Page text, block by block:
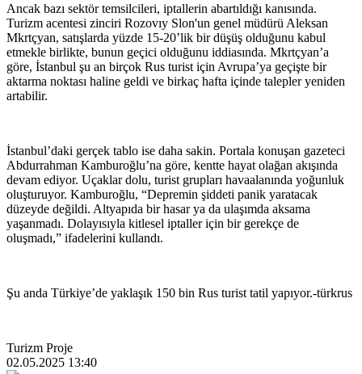
Ancak bazı sektör temsilcileri, iptallerin abartıldığı kanısında.
Turizm acentesi zinciri Rozovıy Slon'un genel müdürü Aleksan
Mkrtçyan, satışlarda yüzde 15-20’lik bir düşüş olduğunu kabul
etmekle birlikte, bunun geçici olduğunu iddiasında. Mkrtçyan’a
göre, İstanbul şu an birçok Rus turist için Avrupa’ya geçişte bir
aktarma noktası haline geldi ve birkaç hafta içinde talepler yeniden
artabilir.
İstanbul’daki gerçek tablo ise daha sakin. Portala konuşan gazeteci
Abdurrahman Kamburoğlu’na göre, kentte hayat olağan akışında
devam ediyor. Uçaklar dolu, turist grupları havaalanında yoğunluk
oluşturuyor. Kamburoğlu, “Depremin şiddeti panik yaratacak
düzeyde değildi. Altyapıda bir hasar ya da ulaşımda aksama
yaşanmadı. Dolayısıyla kitlesel iptaller için bir gerekçe de
oluşmadı,” ifadelerini kullandı.
Şu anda Türkiye’de yaklaşık 150 bin Rus turist tatil yapıyor.-türkrus
Turizm Proje
02.05.2025 13:40